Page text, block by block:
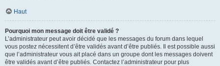
Haut
Pourquoi mon message doit être validé ?
L’administrateur peut avoir décidé que les messages du forum dans lequel
vous postez nécessitent d’être validés avant d’être publiés. Il est possible aussi
que l’administrateur vous ait placé dans un groupe dont les messages doivent
être validés avant d’être publiés. Contactez l’administrateur pour plus